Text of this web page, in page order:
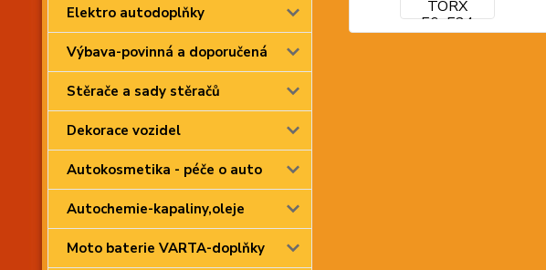
Elektro autodoplňky
Výbava-povinná a doporučená
Stěrače a sady stěračů
Dekorace vozidel
Autokosmetika - péče o auto
Autochemie-kapaliny,oleje
Moto baterie VARTA-doplňky